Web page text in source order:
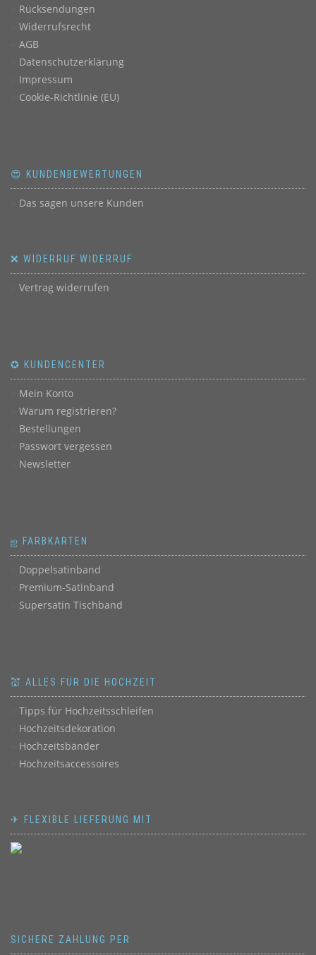
Rücksendungen
Widerrufsrecht
AGB
Datenschutzerklärung
Impressum
Cookie-Richtlinie (EU)
😍 KUNDENBEWERTUNGEN
Das sagen unsere Kunden
❌ WIDERRUF WIDERRUF
Vertrag widerrufen
✪ KUNDENCENTER
Mein Konto
Warum registrieren?
Bestellungen
Passwort vergessen
Newsletter
ஐ FARBKARTEN
Doppelsatinband
Premium-Satinband
Supersatin Tischband
💒 ALLES FÜR DIE HOCHZEIT
Tipps für Hochzeitsschleifen
Hochzeitsdekoration
Hochzeitsbänder
Hochzeitsaccessoires
✈ FLEXIBLE LIEFERUNG MIT
SICHERE ZAHLUNG PER